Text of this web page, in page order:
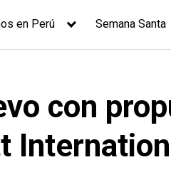
en Perú Semana Santa
con